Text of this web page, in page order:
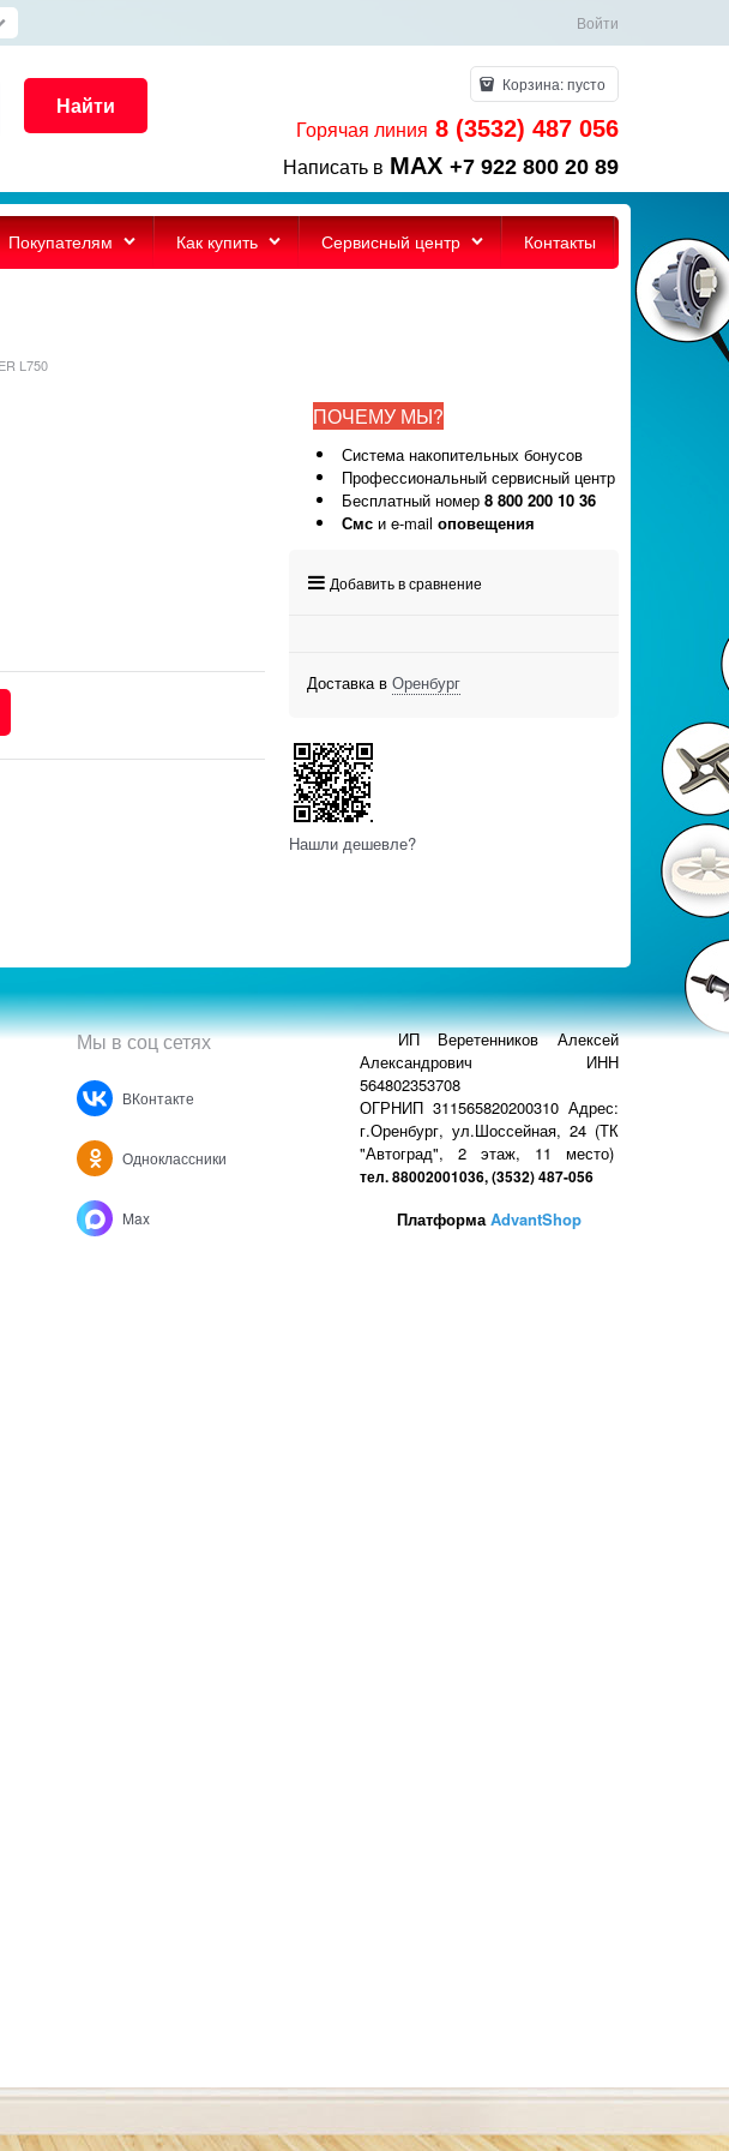
Войти
Найти
Корзина:пусто
Горячая линия 8 (3532) 487 056
Написать в MAX +7 922 800 20 89
Покупателям Как купить Сервисный центр Контакты
L750
ПОЧЕМУ МЫ?
Система накопительных бонусов
Профессиональный сервисный центр
Бесплатный номер 8 800 200 10 36
Смс и e-mail оповещения
Добавить в сравнение
Доставка в Оренбург
Нашли дешевле?
Мы в соц сетях
ВКонтакте
Одноклассники
Max
ИП Веретенников Алексей
Александрович ИНН
564802353708
ОГРНИП 311565820200310 Адрес:
г.Оренбург, ул.Шоссейная, 24 (ТК
"Автоград", 2 этаж, 11 место)
тел. 88002001036, (3532) 487-056
ПлатформаAdvantShop